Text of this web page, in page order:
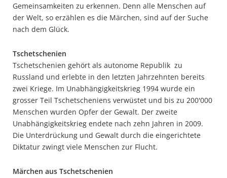
Gemeinsamkeiten zu erkennen. Denn alle Menschen auf
der Welt, so erzählen es die Märchen, sind auf der Suche
nach dem Glück.
Tschetschenien
Tschetschenien gehört als autonome Republik zu
Russland und erlebte in den letzten Jahrzehnten bereits
zwei Kriege. Im Unabhängigkeitskrieg 1994 wurde ein
grosser Teil Tschetscheniens verwüstet und bis zu 200'000
Menschen wurden Opfer der Gewalt. Der zweite
Unabhängigkeitskrieg endete nach zehn Jahren in 2009.
Die Unterdrückung und Gewalt durch die eingerichtete
Diktatur zwingt viele Menschen zur Flucht.
Märchen aus Tschetschenien